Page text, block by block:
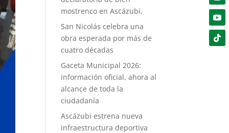
mostrenco en Ascázubi.
San Nicolás celebra una
obra esperada por más de
cuatro décadas
Gaceta Municipal 2026:
información oficial, ahora al
alcance de toda la
ciudadanía
Ascázubi estrena nueva
infraestructura deportiva